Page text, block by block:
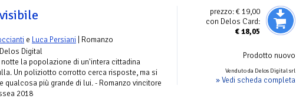
prezzo:€ 19,00
con Delos Card:
€18,05
Prodotto nuovo
Venduto da Delos Digital srl
» Vedi scheda completa
e Luca Persiani | Romanzo
Digital
la popolazione di un'intera cittadina
Un poliziotto corrotto cerca risposte, ma si
qualcosa più grande di lui. - Romanzo vincitore
2018